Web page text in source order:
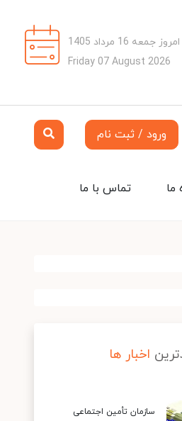
امروز جمعه 16 مرداد 1405
Friday 07 August 2026
ورود / ثبت نام
تماس با ما ما
اخبار ها
سازمان تأمین اجتماعی